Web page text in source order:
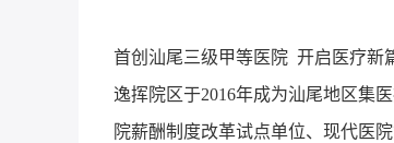
首创汕尾三级甲等医院 开启医疗新
逸挥院区于2016年成为汕尾地区集
院薪酬制度改革试点单位、现代医